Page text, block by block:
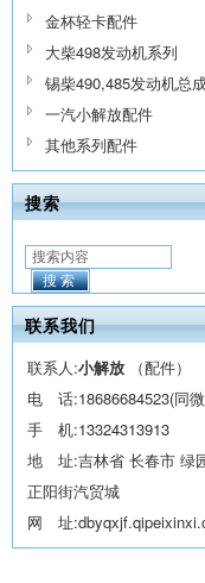
金杯轻卡配件
大柴498发动机系列
锡柴490,485发动机总
一汽小解放配件
其他系列配件
搜索
搜索
联系我们
联系人:小解放 （配件）
电 话:18686684523(同
手 机:13324313913
地 址:吉林省 长春市 绿
正阳街汽贸城
网 址: